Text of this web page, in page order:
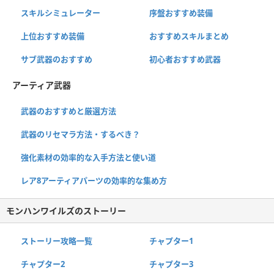
スキルシミュレーター 序盤おすすめ装備
上位おすすめ装備 おすすめスキルまとめ
サブ武器のおすすめ 初心者おすすめ武器
アーティア武器
武器のおすすめと厳選方法
武器のリセマラ方法・するべき？
強化素材の効率的な入手方法と使い道
レア8アーティアパーツの効率的な集め方
モンハンワイルズのストーリー
ストーリー攻略一覧 チャプター1
チャプター2 チャプター3